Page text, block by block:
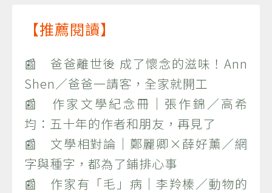
【推薦閱讀】
📰 爸爸離世後 成了懷念的滋味！Ann
Shen／爸爸一請客，全家就開工
📰 作家文學紀念冊｜張作錦／高希
均：五十年的作者和朋友，再見了
📰 文學相對論｜鄭麗卿×薛好薰／網
字與種字，都為了鋪排心事
📰 作家有「毛」病｜李羚榛／動物的